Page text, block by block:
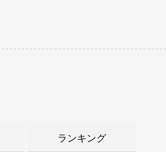
ランキング